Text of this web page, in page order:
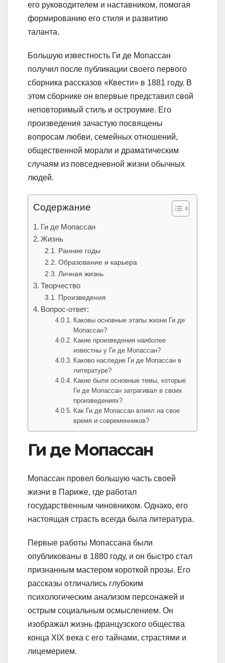
его руководителем и наставником, помогая
формированию его стиля и развитию
таланта.
Большую известность Ги де Мопассан
получил после публикации своего первого
сборника рассказов «Квести» в 1881 году. В
этом сборнике он впервые представил свой
неповторимый стиль и остроумие. Его
произведения зачастую посвящены
вопросам любви, семейных отношений,
общественной морали и драматическим
случаям из повседневной жизни обычных
людей.
Содержание
Ги де Мопассан
Жизнь
Ранние годы
Образование и карьера
Личная жизнь
Творчество
Произведения
Вопрос-ответ:
Каковы основные этапы жизни Ги де
Мопассан?
Какие произведения наиболее
известны у Ги де Мопассан?
Каково наследие Ги де Мопассан в
литературе?
Какие были основные темы, которые
Ги де Мопассан затрагивал в своих
произведениях?
Как Ги де Мопассан влиял на свое
время и современников?
Ги де Мопассан
Мопассан провел большую часть своей
жизни в Париже, где работал
государственным чиновником. Однако, его
настоящая страсть всегда была литература.
Первые работы Мопассана были
опубликованы в 1880 году, и он быстро стал
признанным мастером короткой прозы. Его
рассказы отличались глубоким
психологическим анализом персонажей и
острым социальным осмыслением. Он
изображал жизнь французского общества
конца XIX века с его тайнами, страстями и
лицемерием.